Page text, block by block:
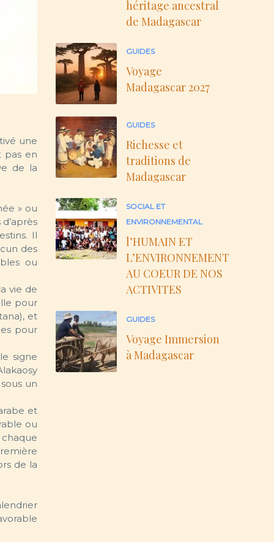
une
pas en
de la
» ou
Il
des
ou
vie de
pour
et
pour
signe
un
et
ou
de la
héritage ancestral
de Madagascar
GUIDES
Voyage
Madagascar 2027
GUIDES
Richesse et
traditions de
Madagascar
SOCIAL ET
ENVIRONNEMENTAL
l’HUMAIN ET
L’ENVIRONNEMENT
AU COEUR DE NOS
ACTIVITES
GUIDES
Voyage Immersion
à Madagascar